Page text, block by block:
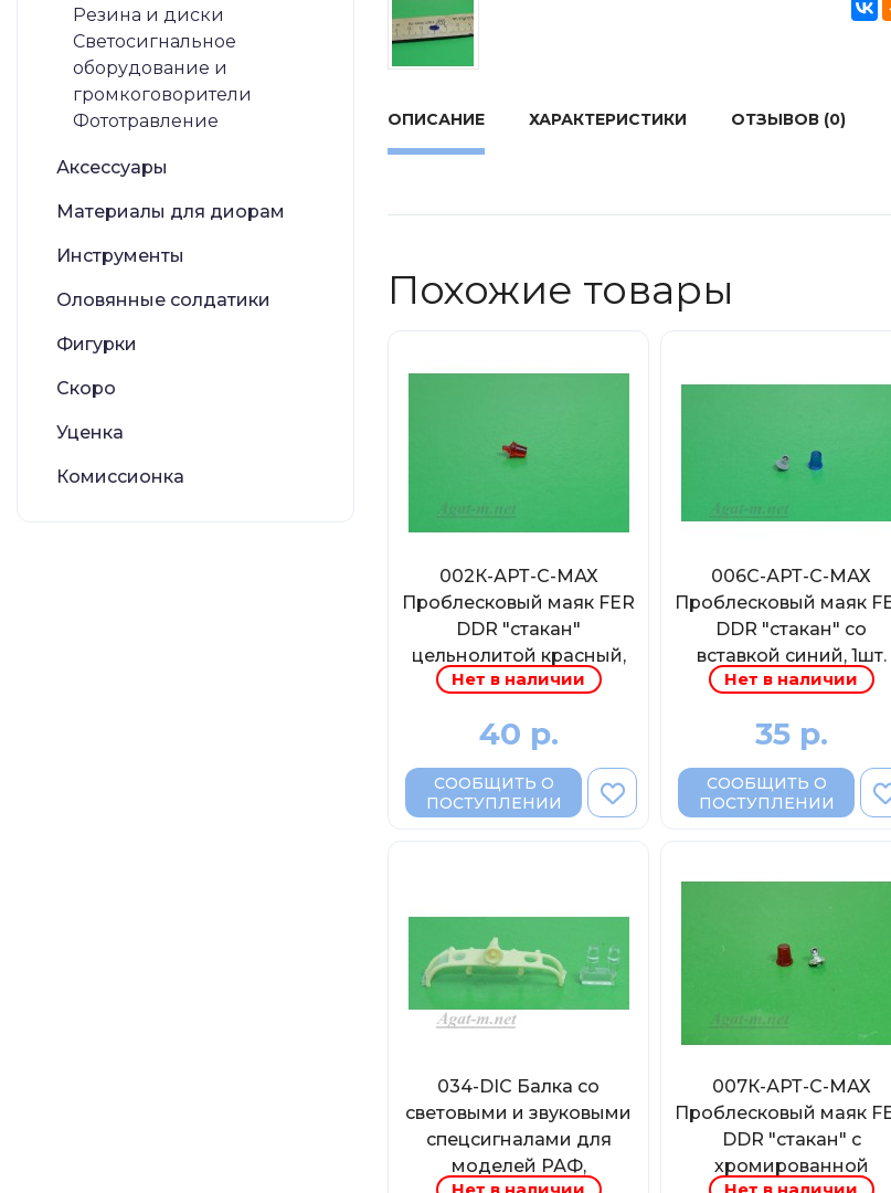
Резина и диски
Светосигнальное
оборудование и
громкоговорители
Фототравление
Аксессуары
Материалы для диорам
Инструменты
Оловянные солдатики
Фигурки
Скоро
Уценка
Комиссионка
ОПИСАНИЕ ХАРАКТЕРИСТИКИ ОТЗЫВОВ (0)
Похожие товары
002К-АРТ-С-МАХ
Проблесковый маяк FER
DDR "стакан"
цельнолитой красный,
1шт.
Нет в наличии
40 р.
СООБЩИТЬ О
ПОСТУПЛЕНИИ
006С-АРТ-С-МАХ
Проблесковый маяк
DDR "стакан" со
вставкой синий, 1шт.
Нет в наличии
35 р.
СООБЩИТЬ О
ПОСТУПЛЕНИИ
034-DIC Балка со
световыми и звуковыми
спецсигналами для
моделей РАФ,
007К-АРТ-С-МАХ
Проблесковый маяк
DDR "стакан" с
хромированной